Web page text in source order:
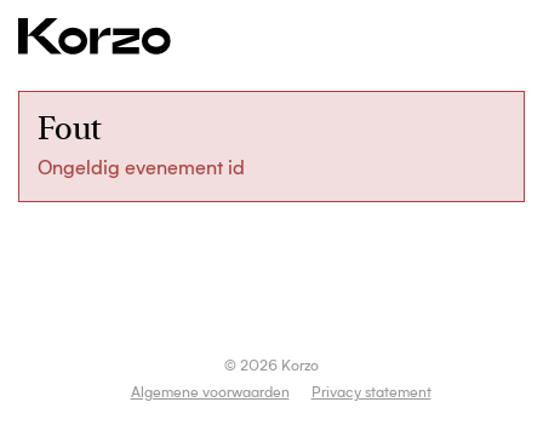
Fout
Ongeldig evenement id
© 2026 Korzo
Algemene voorwaarden
Privacy statement